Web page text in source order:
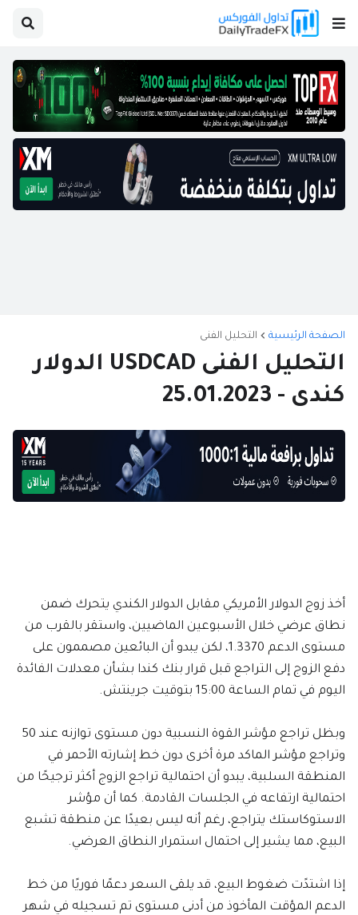
الصفحة الرئيسية التحليل الفنى
التحليل الفنى USDCAD الدولار
كندى - 25.01.2023
أخذ زوج الدولار الأمريكي مقابل الدولار الكندي يتحرك ضمن
نطاق عرضي خلال الأسبوعين الماضيين، واستقر بالقرب من
مستوى الدعم 1.3370، لكن يبدو أن البائعين مصممون على
دفع الزوج إلى التراجع قبل قرار بنك كندا بشأن معدلات الفائدة
اليوم في تمام الساعة 15:00 بتوقيت جرينتش.
وبظل تراجع مؤشر القوة النسبية دون مستوى توازنه عند 50
وتراجع مؤشر الماكد مرة أخرى دون خط إشارته الأحمر في
المنطقة السلبية، يبدو أن احتمالية تراجع الزوج أكثر ترجيحًا من
احتمالية ارتفاعه في الجلسات القادمة. كما أن مؤشر
الاستوكاستك يتراجع، رغم أنه ليس بعيدًا عن منطقة تشبع
البيع، مما يشير إلى احتمال استمرار النطاق العرضي.
إذا اشتدًت ضغوط البيع، قد يلقى السعر دعمًا فوريًا من خط
الدعم المؤقت المأخوذ من أدنى مستوى تم تسجيله في شهر